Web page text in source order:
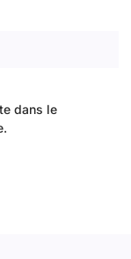
dans le